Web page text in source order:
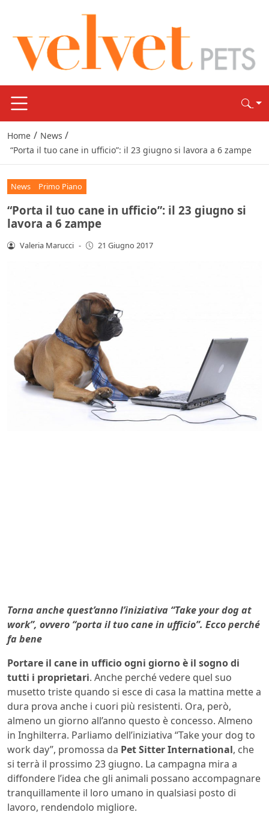
Home / News /
“Porta il tuo cane in ufficio”: il 23 giugno si lavora a 6 zampe
News Primo Piano
“Porta il tuo cane in ufficio”: il 23 giugno si
lavora a 6 zampe
Valeria Marucci - 21 Giugno 2017
Torna anche quest’anno l’iniziativa “Take your dog at
work”, ovvero “porta il tuo cane in ufficio”. Ecco perché
fa bene
Portare il cane in ufficio ogni giorno è il sogno di
tutti i proprietari. Anche perché vedere quel suo
musetto triste quando si esce di casa la mattina mette a
dura prova anche i cuori più resistenti. Ora, però,
almeno un giorno all’anno questo è concesso. Almeno
in Inghilterra. Parliamo dell’iniziativa “Take your dog to
work day”, promossa da Pet Sitter International, che
si terrà il prossimo 23 giugno. La campagna mira a
diffondere l’idea che gli animali possano accompagnare
tranquillamente il loro umano in qualsiasi posto di
lavoro, rendendolo migliore.